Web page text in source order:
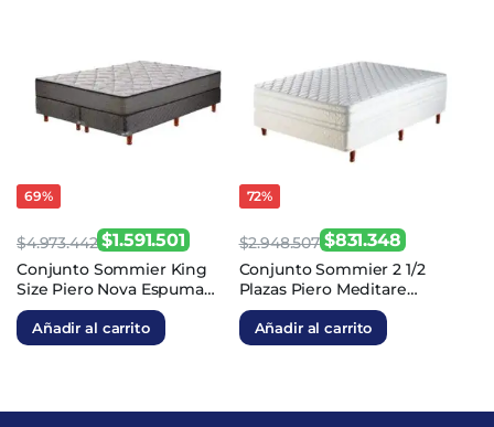
69%
$4.973.442
El
precio
original
era:
$1.591.501
El
precio
actual
es:
Conjunto Sommier King
Size Piero Nova Espuma
200x200x25
Añadir al carrito
72%
$2.948.507
El
precio
original
era:
$831.348
El
precio
actual
es:
Conjunto Sommier 2 1/2
Plazas Piero Meditare
Espuma 140x190x23
Añadir al carrito